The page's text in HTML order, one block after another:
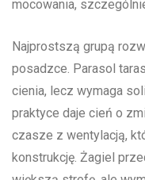
mocowania,
Najprostszą grupą
posadzce. Parasol
cienia, lecz wymaga
praktyce daje cień o
czasze z wentylacją,
konstrukcję. Żagiel